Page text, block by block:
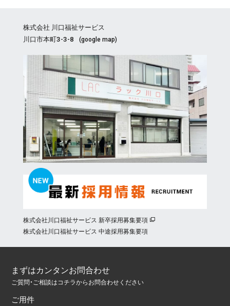
株式会社 川口福祉サービス
川口市本町3-3-8
(google map)
株式会社川口福祉サービス 新卒採用募集要項
株式会社川口福祉サービス 中途採用募集要項
まずはカンタンお問合わせ
ご質問・ご相談はコチラからお問合わせください
ご用件